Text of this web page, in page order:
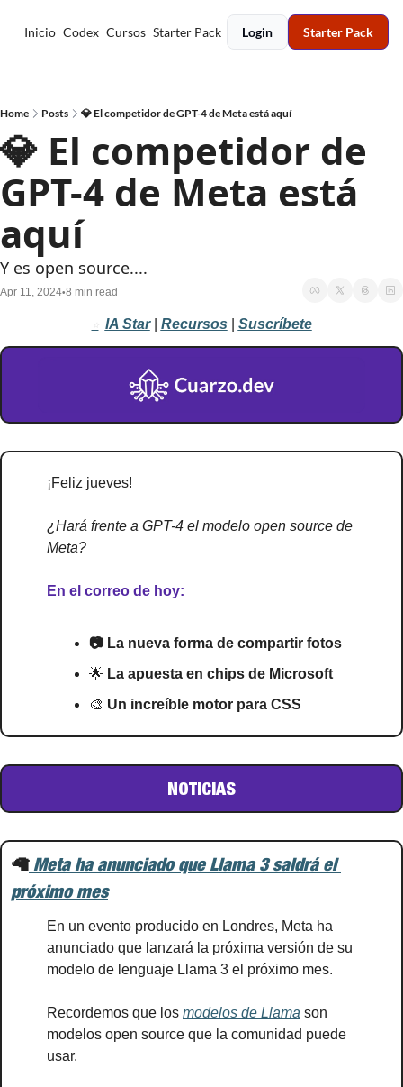
Inicio Codex Cursos Starter Pack Login Starter Pack
Home Posts 💎 El competidor de GPT-4 de Meta está aquí
💎 El competidor de
GPT-4 de Meta está
aquí
Y es open source....
Apr 11, 2024•8 min read
IA Star | Recursos Suscríbete
¡Feliz jueves!
¿Hará frente a GPT-4 el modelo open source de
Meta?
En el correo de hoy:
📷 La nueva forma de compartir fotos
🌟 La apuesta en chips de Microsoft
🎨 Un increíble motor para CSS
NOTICIAS
🦙 Meta ha anunciado que Llama 3 saldrá el
próximo mes
En un evento producido en Londres, Meta ha
anunciado que lanzará la próxima versión de su
modelo de lenguaje Llama 3 el próximo mes.
Recordemos que los modelos de Llama son
modelos open source que la comunidad puede
usar.